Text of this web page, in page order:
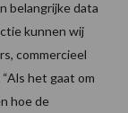
belangrijke data
kunnen wij
commercieel
het gaat om
hoe de